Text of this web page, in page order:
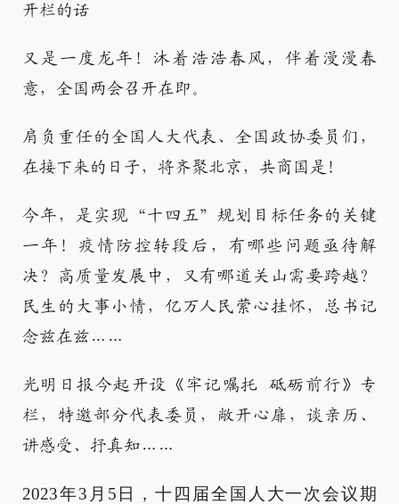
开栏的话
又是一度龙年！沐着浩浩春风，伴着漫漫春
意，全国两会召开在即。
肩负重任的全国人大代表、全国政协委员们，
在接下来的日子，将齐聚北京，共商国是！
今年，是实现“十四五”规划目标任务的关键
一年！疫情防控转段后，有哪些问题亟待解
决？高质量发展中，又有哪道关山需要跨越？
民生的大事小情，亿万人民萦心挂怀，总书记
念兹在兹……
光明日报今起开设《牢记嘱托 砥砺前行》专
栏，特邀部分代表委员，敞开心扉，谈亲历、
讲感受、抒真知……
2023年3月5日，十四届全国人大一次会议期